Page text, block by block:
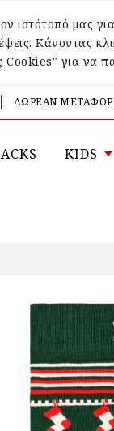
ιστότοπό μας
Κάνοντας
Cookies" για να
ΔΩΡΕΑΝ
KIDS